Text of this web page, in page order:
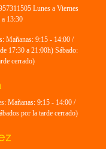
Lunes a Viernes
a 13:30
Mañanas: 9:15 - 14:00 /
17:30 a 21:00h) Sábado:
cerrado)
Mañanas: 9:15 - 14:00 /
por la tarde cerrado)